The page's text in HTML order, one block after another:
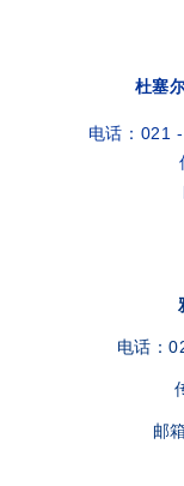
杜塞
电话：021
电话：
邮